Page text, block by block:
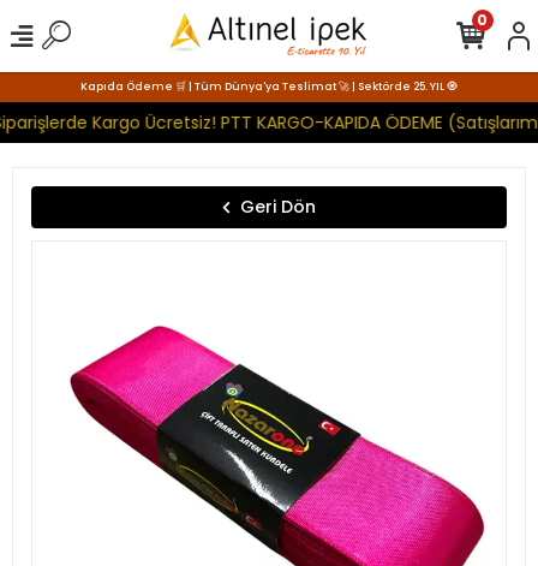
Kapıda Ödeme 🛒 | Tüm Dünya'ya Teslimat 🚀 | Sektörde 25. YIL 🧿
Kargo Ücretsiz! PTT KARGO-KAPIDA ÖDEME
0
Geri Dön